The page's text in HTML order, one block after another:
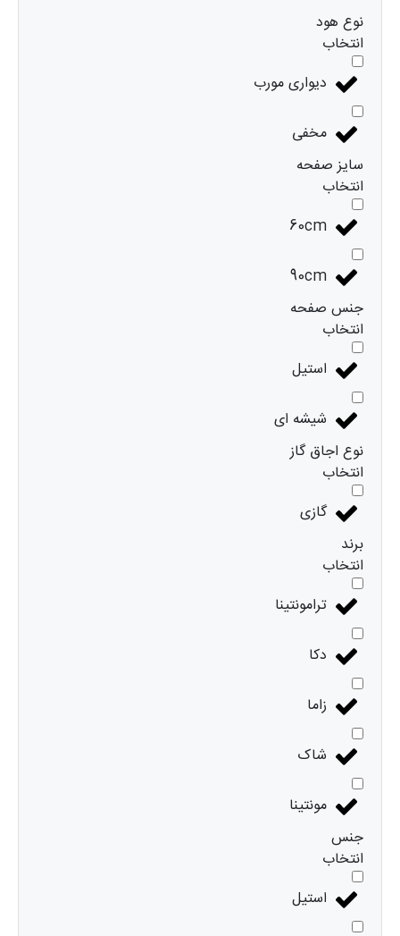
نوع هود
انتخاب
دیواری مورب
مخفی
سایز صفحه
انتخاب
60cm
90cm
جنس صفحه
انتخاب
استیل
شیشه ای
نوع اجاق گاز
انتخاب
گازی
برند
انتخاب
ترامونتینا
دکا
زاما
شاک
مونتینا
جنس
انتخاب
استیل